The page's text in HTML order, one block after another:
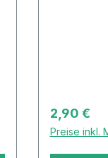
Regulärer
2,90 €
Preise inkl.